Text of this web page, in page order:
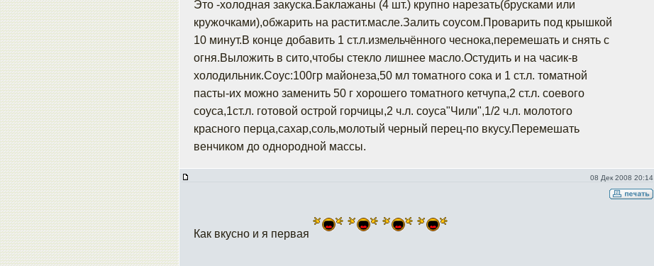
Это -холодная закуска.Баклажаны (4 шт.) крупно нарезать(брусками или
кружочками),обжарить на растит.масле.Залить соусом.Проварить под крышкой
10 минут.В конце добавить 1 ст.л.измельчённого чеснока,перемешать и снять с
огня.Выложить в сито,чтобы стекло лишнее масло.Остудить и на часик-в
холодильник.Соус:100гр майонеза,50 мл томатного сока и 1 ст.л. томатной
пасты-их можно заменить 50 г хорошего томатного кетчупа,2 ст.л. соевого
соуса,1ст.л. готовой острой горчицы,2 ч.л. соуса"Чили",1/2 ч.л. молотого
красного перца,сахар,соль,молотый черный перец-по вкусу.Перемешать
венчиком до однородной массы.
08 Дек 2008 20:14
Как вкусно и я первая